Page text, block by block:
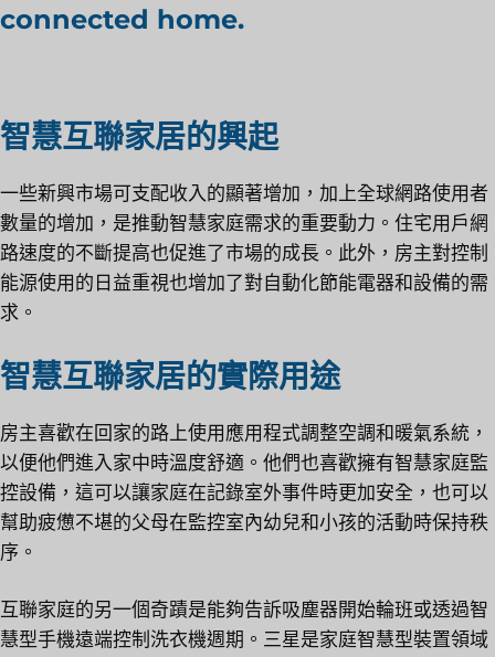
connected home.
智慧互聯家居的興起
一些新興市場可支配收入的顯著增加，加上全球網路使用者
數量的增加，是推動智慧家庭需求的重要動力。住宅用戶網
路速度的不斷提高也促進了市場的成長。此外，房主對控制
能源使用的日益重視也增加了對自動化節能電器和設備的需
求。
智慧互聯家居的實際用途
房主喜歡在回家的路上使用應用程式調整空調和暖氣系統，
以便他們進入家中時溫度舒適。他們也喜歡擁有智慧家庭監
控設備，這可以讓家庭在記錄室外事件時更加安全，也可以
幫助疲憊不堪的父母在監控室內幼兒和小孩的活動時保持秩
序。
互聯家庭的另一個奇蹟是能夠告訴吸塵器開始輪班或透過智
慧型手機遠端控制洗衣機週期。三星是家庭智慧型裝置領域